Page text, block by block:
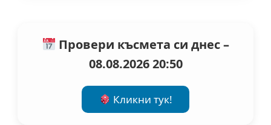
Провери късмета си днес –
08.08.2026 20:50
Кликни тук!